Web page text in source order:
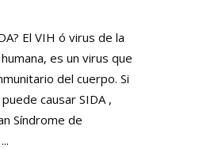
El VIH ó virus de la
es un virus que
del cuerpo. Si
causar SIDA ,
Síndrome de